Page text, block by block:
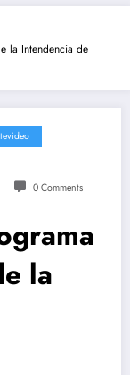
la Intendencia de
0 Comments
la